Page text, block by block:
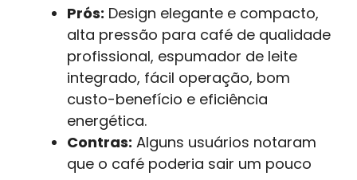
Prós: Design elegante e compacto,
alta pressão para café de qualidade
profissional, espumador de leite
integrado, fácil operação, bom
custo-benefício e eficiência
energética.
Contras: Alguns usuários notaram
que o café poderia sair um pouco